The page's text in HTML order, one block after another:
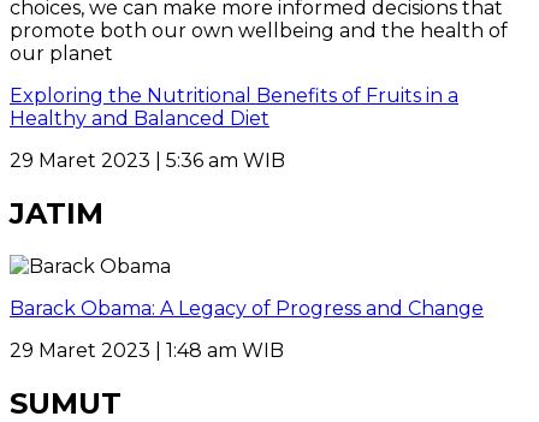
Exploring the Nutritional Benefits of Fruits in a
Healthy and Balanced Diet
29 Maret 2023 | 5:36 am WIB
JATIM
Barack Obama: A Legacy of Progress and Change
29 Maret 2023 | 1:48 am WIB
SUMUT